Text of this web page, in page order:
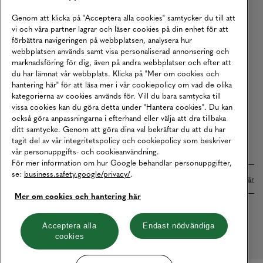
Köpvillkor
Karriär
Vårt Ansvar
Våra Tjänster
Press
Studentrabatt
B2B
Tillgänglighetsredogörelse
Betalningar online sköts i samarbete med Klarna. Läs mer här
Cookies Integritetspolicy
Hantera cookies
Genom att klicka på "Acceptera alla cookies" samtycker du till att
vi och våra partner lagrar och läser cookies på din enhet för att
förbättra navigeringen på webbplatsen, analysera hur
webbplatsen används samt visa personaliserad annonsering och
marknadsföring för dig, även på andra webbplatser och efter att
du har lämnat vår webbplats. Klicka på "Mer om cookies och
hantering här" för att läsa mer i vår cookiepolicy om vad de olika
kategorierna av cookies används för. Vill du bara samtycka till
vissa cookies kan du göra detta under "Hantera cookies". Du kan
också göra anpassningarna i efterhand eller välja att dra tillbaka
ditt samtycke. Genom att göra dina val bekräftar du att du har
tagit del av vår integritetspolicy och cookiepolicy som beskriver
vår personuppgifts- och cookieanvändning.
För mer information om hur Google behandlar personuppgifter,
se: business.safety.google/privacy/.
Mer om cookies och hantering här
Acceptera alla
cookies
Endast nödvändiga